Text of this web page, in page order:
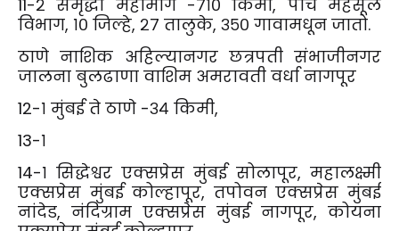
11-२ समृद्धी महामार्ग -७१० किमी, पाच महसूल
विभाग, १० जिल्हे, २७ तालुके, ३५० गावामधून जातो.
ठाणे नाशिक अहिल्यानगर छत्रपती संभाजीनगर
जालना बुलढाणा वाशिम अमरावती वर्धा नागपूर
12-१ मुंबई ते ठाणे -३४ किमी,
13-१
14-१ सिद्धेश्वर एक्सप्रेस मुंबई सोलापूर, महालक्ष्मी
एक्सप्रेस मुंबई कोल्हापूर, तपोवन एक्सप्रेस मुंबई
नांदेड, नंदिग्राम एक्सप्रेस मुंबई नागपूर, कोयना